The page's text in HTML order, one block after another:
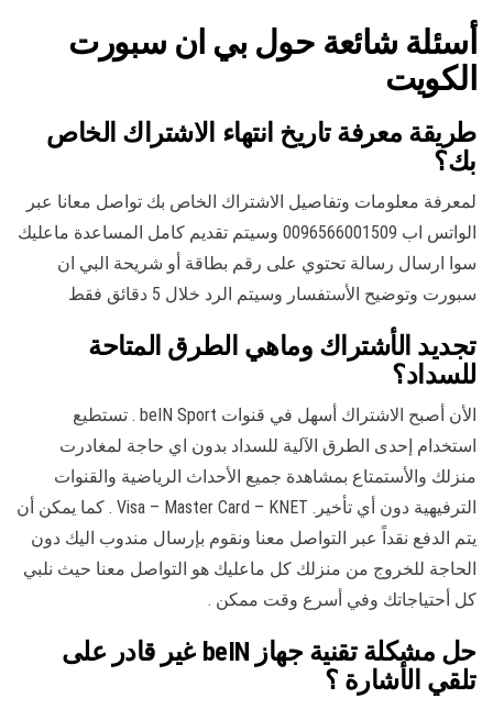
أسئلة شائعة حول بي ان سبورت
الكويت
طريقة معرفة تاريخ انتهاء الاشتراك الخاص
بك؟
لمعرفة معلومات وتفاصيل الاشتراك الخاص بك تواصل معانا عبر
الواتس اب 0096566001509 وسيتم تقديم كامل المساعدة ماعليك
سوا ارسال رسالة تحتوي على رقم بطاقة أو شريحة البي ان
سبورت وتوضيح الأستفسار وسيتم الرد خلال 5 دقائق فقط
تجديد الأشتراك وماهي الطرق المتاحة
للسداد؟
الأن أصبح الاشتراك أسهل في قنوات beIN Sport . تستطيع
استخدام إحدى الطرق الآلية للسداد بدون اي حاجة لمغادرت
منزلك والأستمتاع بمشاهدة جميع الأحداث الرياضية والقنوات
الترفيهية دون أي تأخير. Visa – Master Card – KNET . كما يمكن أن
يتم الدفع نقداً عبر التواصل معنا ونقوم بإرسال مندوب اليك دون
الحاجة للخروج من منزلك كل ماعليك هو التواصل معنا حيث نلبي
كل أحتياجاتك وفي أسرع وقت ممكن .
حل مشكلة تقنية جهاز beIN غير قادر على
تلقي الأشارة ؟